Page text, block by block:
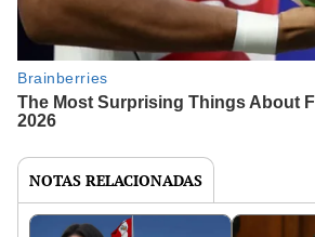
NOTAS RELACIONADAS